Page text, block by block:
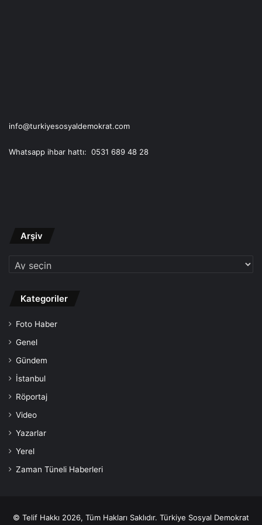
info@turkiyesosyaldemokrat.com
Whatsapp ihbar hattı: 0531 689 48 28
Arşiv
Kategoriler
Foto Haber
Genel
Gündem
İstanbul
Röportaj
Video
Yazarlar
Yerel
Zaman Tüneli Haberleri
© Telif Hakkı 2026, Tüm Hakları Saklıdır. Türkiye Sosyal Demokrat